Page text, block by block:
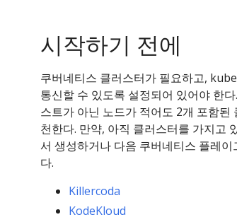
시작하기 전에
쿠버네티스 클러스터가 필요하고,
통신할 수 있도록 설정되어 있어야 한
스트가 아닌 노드가 적어도 2개 포함된
천한다. 만약, 아직 클러스터를 가지고
서 생성하거나 다음 쿠버네티스 플레
다.
Killercoda
KodeKloud